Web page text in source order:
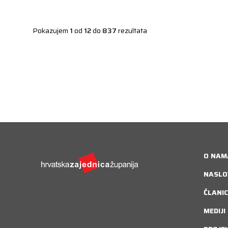
Pokazujem 1od 12do 837rezultata
O
MEDIJI